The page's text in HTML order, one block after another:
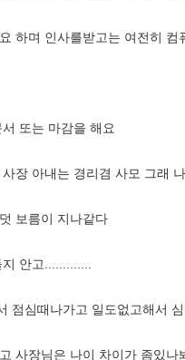
하며 인사를받고는 여전히 컴
또는 마감을 해요
장 아내는 경리겸 사모 그래
보름이 지나같다
안고.............
점심때나가고 일도없고해서
사장님은 나이 차이가 좀있나